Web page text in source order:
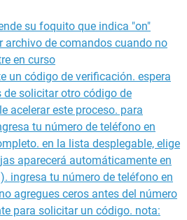
su foquito que indica "on"
archivo de comandos cuando no
en curso
un código de verificación. espera
solicitar otro código de
acelerar este proceso. para
tu número de teléfono en
en la lista desplegable, elige
aparecerá automáticamente en
ingresa tu número de teléfono en
agregues ceros antes del número
para solicitar un código. nota: